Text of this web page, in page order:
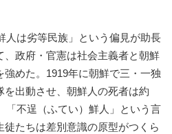
は劣等民族」という偏見が助長
、政府・官憲は社会主義者と朝鮮
強めた。1919年に朝鮮で三・一独
出動させ、朝鮮人の死者は約
「不逞（ふてい）鮮人」という言
たちは差別意識の原型がつくら